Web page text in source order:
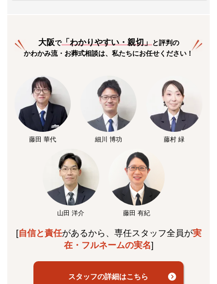
大阪で「わかりやすい・親切」と評判の
かわかみ流・お葬式相談は、私たちにお任せください！
藤田 華代 細川 博功 藤村 緑
山田 洋介 藤田 有紀
[自信と責任があるから、専任スタッフ全員が実
在・フルネームの実名]
スタッフの詳細はこちら